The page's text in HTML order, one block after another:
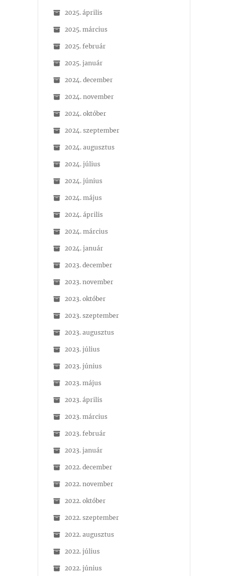
2025. április
2025. március
2025. február
2025. január
2024. december
2024. november
2024. október
2024. szeptember
2024. augusztus
2024. július
2024. június
2024. május
2024. április
2024. március
2024. január
2023. december
2023. november
2023. október
2023. szeptember
2023. augusztus
2023. július
2023. június
2023. május
2023. április
2023. március
2023. február
2023. január
2022. december
2022. november
2022. október
2022. szeptember
2022. augusztus
2022. július
2022. június